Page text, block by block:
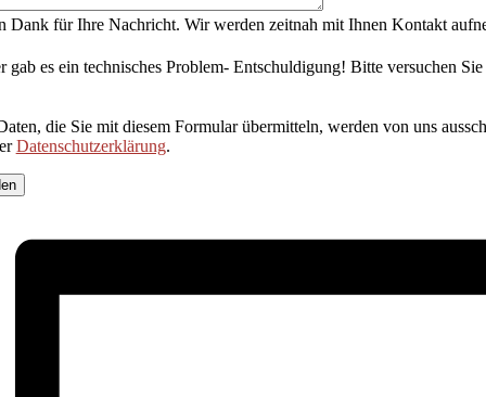
Dank für Ihre Nachricht. Wir werden zeitnah mit Ihnen Kontakt
gab es ein technisches Problem- Entschuldigung! Bitte versuchen
die Sie mit diesem Formular übermitteln, werden von uns
Datenschutzerklärung.